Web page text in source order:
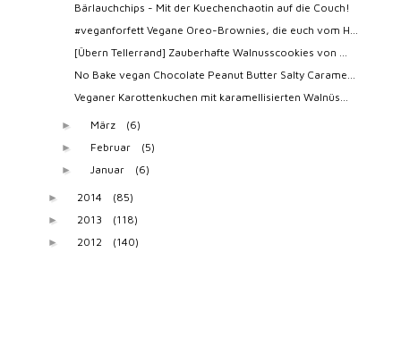
Bärlauchchips - Mit der Kuechenchaotin auf die Couch!
#veganforfett Vegane Oreo-Brownies, die euch vom H...
[Übern Tellerrand] Zauberhafte Walnusscookies von ...
No Bake vegan Chocolate Peanut Butter Salty Carame...
Veganer Karottenkuchen mit karamellisierten Walnüs...
► März (6)
► Februar (5)
► Januar (6)
► 2014 (85)
► 2013 (118)
► 2012 (140)